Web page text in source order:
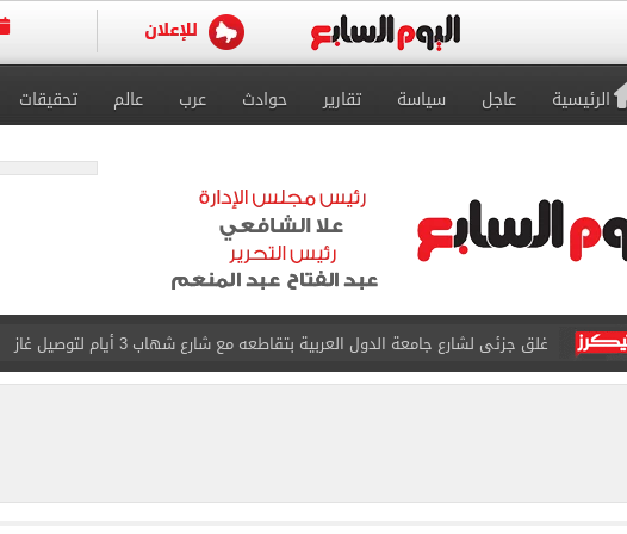
الرئيسية عاجل سياسة تقارير حوادث عرب عالم تحقيقات
عمرو دياب يدخل موسوعة جينيس بعد تصدره قائمة بيلبورد عربية لـ68 أسبوعا
إغلاق طريق مصر أسوان الزراعى الغربى كليا من المنيب للعياط.. اعرف التحويلات
الاستعلامات تفند ادعاءات ذا صن وميرور حول علاج سيدة بريطانية في شرم الشيخ